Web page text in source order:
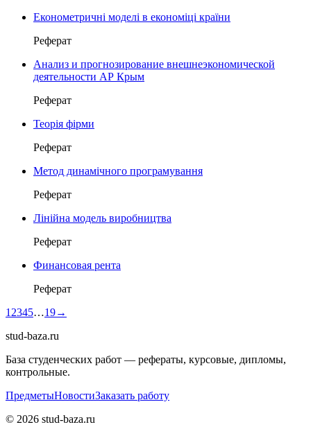
Економетричні моделі в економіці країни
Реферат
Анализ и прогнозирование внешнеэкономической
деятельности АР Крым
Реферат
Теорія фірми
Реферат
Метод динамічного програмування
Реферат
Лінійна модель виробництва
Реферат
Финансовая рента
Реферат
1 2345…19→
stud-baza.ru
База студенческих работ — рефераты, курсовые, дипломы,
контрольные.
ПредметыНовостиЗаказать работу
© 2026 stud-baza.ru